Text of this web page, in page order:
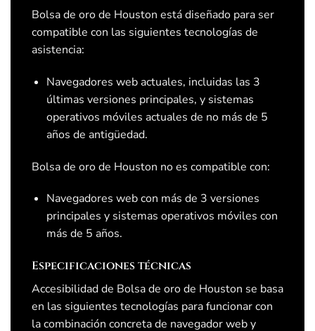
Bolsa de oro de Houston está diseñado para ser
compatible con las siguientes tecnologías de
asistencia:
Navegadores web actuales, incluidas las 3
últimas versiones principales, y sistemas
operativos móviles actuales de no más de 5
años de antigüedad.
Bolsa de oro de Houston no es compatible con:
Navegadores web con más de 3 versiones
principales y sistemas operativos móviles con
más de 5 años.
Especificaciones técnicas
Accesibilidad de Bolsa de oro de Houston se basa
en las siguientes tecnologías para funcionar con
la combinación concreta de navegador web y